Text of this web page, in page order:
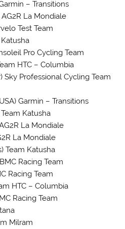
– Transitions
La Mondiale
Test Team
Katusha
Pro Cycling Team
HTC – Columbia
Sky Professional Cycling Team
Garmin – Transitions
Katusha
La Mondiale
La Mondiale
Team Katusha
Racing Team
Racing Team
HTC – Columbia
Racing Team
Milram